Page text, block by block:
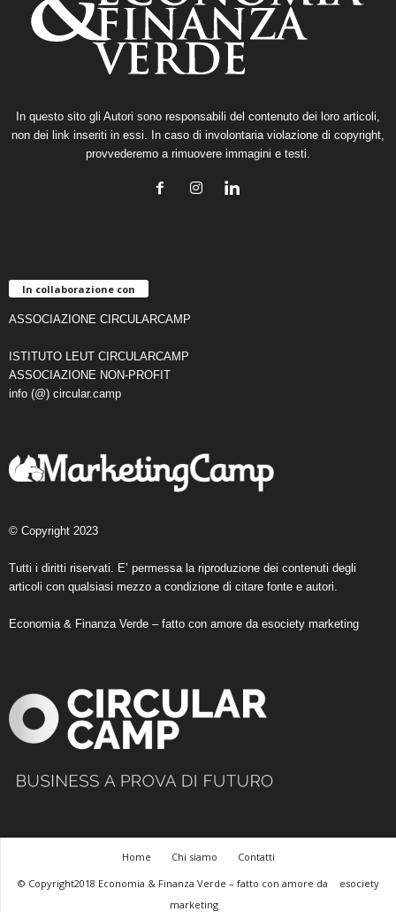
In questo sito gli Autori sono responsabili del contenuto dei loro articoli,
non dei link inseriti in essi. In caso di involontaria violazione di copyright,
provvederemo a rimuovere immagini e testi.
In collaborazione con
ASSOCIAZIONE CIRCULARCAMP
ISTITUTO LEUT CIRCULARCAMP
ASSOCIAZIONE NON-PROFIT
info (@) circular.camp
© Copyright 2023
Tutti i diritti riservati. E’ permessa la riproduzione dei contenuti degli
articoli con qualsiasi mezzo a condizione di citare fonte e autori.
Economia & Finanza Verde – fatto con amore da esociety marketing
Home Chi siamo
Contatti
© Copyright2018 Economia & Finanza Verde – fatto con amore da
esociety
marketing